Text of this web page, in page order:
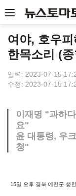
여야, 호우
한목소리 (
입력: 2023-07-15
수정: 2023-07-15
이재명 "과하
요"
윤 대통령, 우
청"
15일 오후 경북 예천군 생